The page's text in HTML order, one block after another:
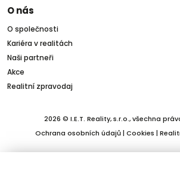
O nás
O společnosti
Kariéra v realitách
Naši partneři
Akce
Realitní zpravodaj
2026 © I.E.T. Reality, s.r.o., všechna
Ochrana osobních údajů| Cookies |